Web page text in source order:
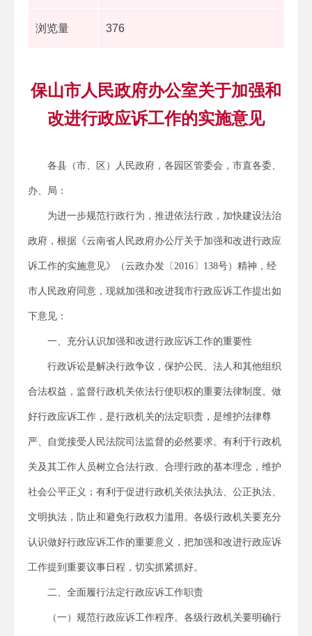
浏览量 376
保山市人民政府办公室关于加强和
改进行政应诉工作的实施意见
各县（市、区）人民政府，各园区管委会，市直各委、
办、局：
为进一步规范行政行为，推进依法行政，加快建设法治
政府，根据《云南省人民政府办公厅关于加强和改进行政应
诉工作的实施意见》（云政办发〔2016〕138号）精神，经
市人民政府同意，现就加强和改进我市行政应诉工作提出如
下意见：
一、充分认识加强和改进行政应诉工作的重要性
行政诉讼是解决行政争议，保护公民、法人和其他组织
合法权益，监督行政机关依法行使职权的重要法律制度。做
好行政应诉工作，是行政机关的法定职责，是维护法律尊
严、自觉接受人民法院司法监督的必然要求。有利于行政机
关及其工作人员树立合法行政、合理行政的基本理念，维护
社会公平正义；有利于促进行政机关依法执法、公正执法、
文明执法，防止和避免行政权力滥用。各级行政机关要充分
认识做好行政应诉工作的重要意义，把加强和改进行政应诉
工作提到重要议事日程，切实抓紧抓好。
二、全面履行法定行政应诉工作职责
（一）规范行政应诉工作程序。各级行政机关要明确行